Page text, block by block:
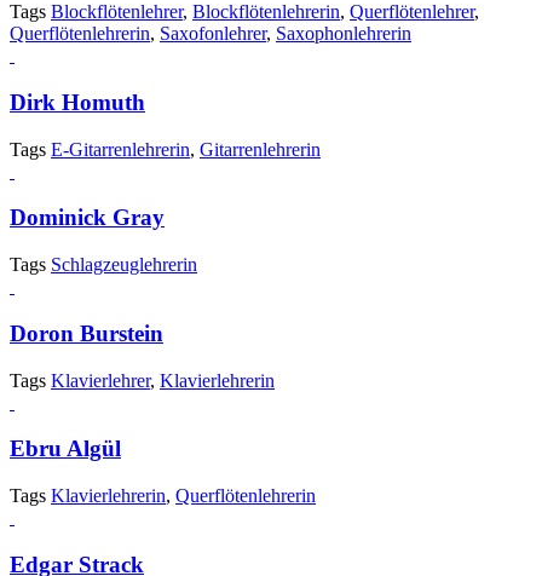
Tags Blockflötenlehrer, Blockflötenlehrerin, Querflötenlehrer,
Querflötenlehrerin, Saxofonlehrer, Saxophonlehrerin
Dirk Homuth
Tags E-Gitarrenlehrerin, Gitarrenlehrerin
Dominick Gray
Tags Schlagzeuglehrerin
Doron Burstein
Tags Klavierlehrer, Klavierlehrerin
Ebru Algül
Tags Klavierlehrerin, Querflötenlehrerin
Edgar Strack